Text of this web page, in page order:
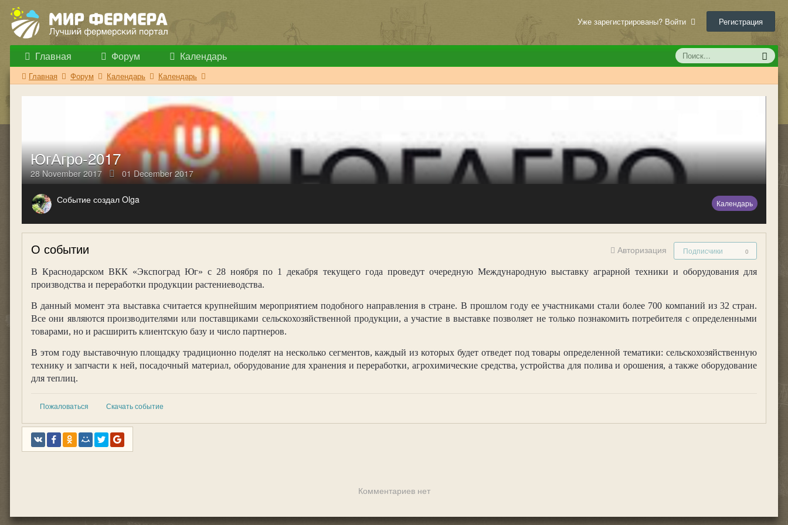
Уже зарегистрированы? Войти Регистрация
Главная Форум Календарь
Главная Форум Календарь Календарь
ЮгАгро-2017
28 November 2017 01 December 2017
Календарь
Событие создал Olga
Авторизация Подписчики 0
О событии
В Краснодарском ВКК «Экспоград Юг» с 28 ноября по 1 декабря текущего года проведут очередную Международную выставку аграрной техники и оборудования для
производства и переработки продукции растениеводства.
В данный момент эта выставка считается крупнейшим мероприятием подобного направления в стране. В прошлом году ее участниками стали более 700 компаний из 32 стран.
Все они являются производителями или поставщиками сельскохозяйственной продукции, а участие в выставке позволяет не только познакомить потребителя с определенными
товарами, но и расширить клиентскую базу и число партнеров.
В этом году выставочную площадку традиционно поделят на несколько сегментов, каждый из которых будет отведет под товары определенной тематики: сельскохозяйственную
технику и запчасти к ней, посадочный материал, оборудование для хранения и переработки, агрохимические средства, устройства для полива и орошения, а также оборудование
для теплиц.
Пожаловаться Скачать событие
Комментариев нет